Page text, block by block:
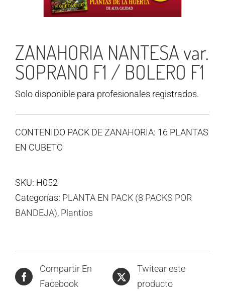
ZANAHORIA NANTESA var.
SOPRANO F1 / BOLERO F1
Solo disponible para profesionales registrados.
CONTENIDO PACK DE ZANAHORIA: 16 PLANTAS
EN CUBETO
SKU: H052
Categorías: PLANTA EN PACK (8 PACKS POR
BANDEJA), Plantíos
Compartir En
Facebook
Twitear este
producto